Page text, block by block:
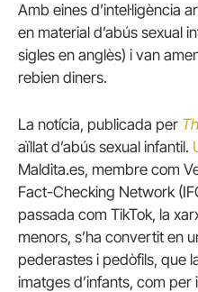
Amb eines d’intel·ligència
en material d’abús sexual
sigles en anglès) i van
rebien diners.
La notícia, publicada per
aïllat d’abús sexual infantil.
Maldita.es, membre com
Fact-Checking Network
passada com TikTok, la
menors, s’ha convertit en
pederastes i pedòfils, que
imatges d’infants, com